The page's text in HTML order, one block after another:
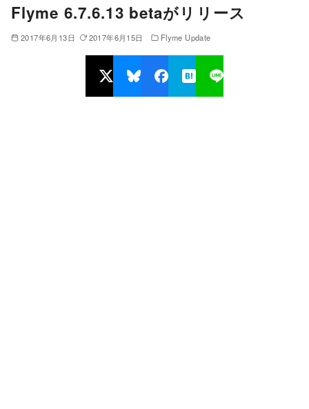
Flyme 6.7.6.13 betaがリリース
2017年6月13日 2017年6月15日 Flyme Update